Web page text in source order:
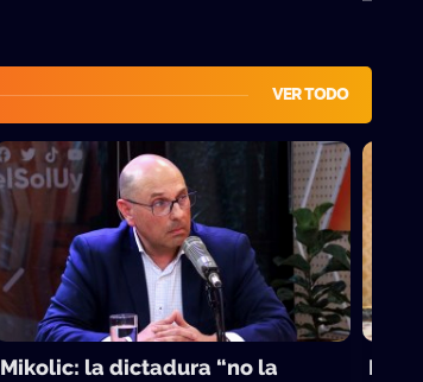
VER TODO
Mikolic: la dictadura “no la
La